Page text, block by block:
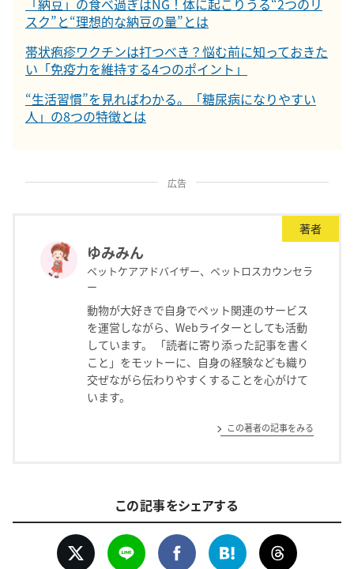
「納豆」の食べ過ぎはNG！体に起こりうる“2つのリ
スク”と“理想的な納豆の量”とは
帯状疱疹ワクチンは打つべき？悩む前に知っておきた
い「免疫力を維持する4つのポイント」
“生活習慣”を見ればわかる。「糖尿病になりやすい
人」の8つの特徴とは
広告
著者
ゆみみん
ペットケアアドバイザー、ペットロスカウンセラ
ー
動物が大好きで自身でペット関連のサービス
を運営しながら、Webライターとしても活動
しています。 「読者に寄り添った記事を書く
こと」をモットーに、自身の経験なども織り
交ぜながら伝わりやすくすることを心がけて
います。
この著者の記事をみる
この記事をシェアする